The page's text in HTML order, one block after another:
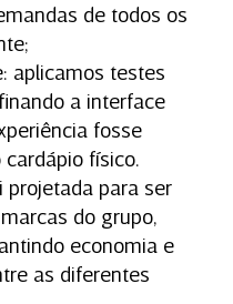
de todos os
aplicamos testes
a interface
fosse
físico.
projetada para ser
do grupo,
economia e
as diferentes